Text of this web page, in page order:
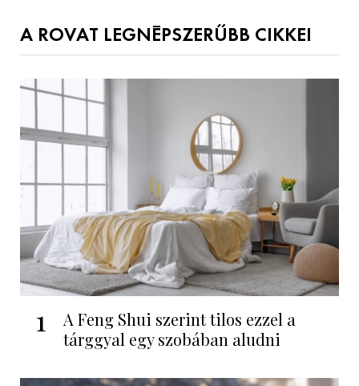
A ROVAT LEGNÉPSZERŰBB CIKKEI
1
A Feng Shui szerint tilos ezzel a
tárggyal egy szobában aludni